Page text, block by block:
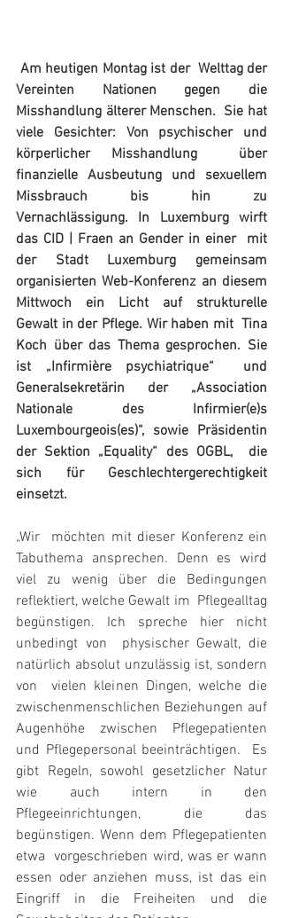
Am heutigen Montag ist der  Welttag der
Vereinten Nationen gegen die
Misshandlung älterer Menschen.  Sie hat
viele Gesichter: Von psychischer und
körperlicher Misshandlung  über
finanzielle Ausbeutung und sexuellem
Missbrauch bis hin zu
Vernachlässigung. In Luxemburg wirft
das CID | Fraen an Gender in einer  mit
der Stadt Luxemburg gemeinsam
organisierten Web-Konferenz an diesem
Mittwoch ein Licht auf strukturelle
Gewalt in der Pflege. Wir haben mit  Tina
Koch über das Thema gesprochen. Sie
ist „Infirmière psychiatrique“  und
Generalsekretärin der „Association
Nationale des Infirmier(e)s
Luxembourgeois(es)“, sowie Präsidentin
der Sektion „Equality“ des OGBL,  die
sich für Geschlechtergerechtigkeit
einsetzt.
„Wir  möchten mit dieser Konferenz ein
Tabuthema ansprechen. Denn es wird
viel zu wenig über die Bedingungen
reflektiert, welche Gewalt im  Pflegealltag
begünstigen. Ich spreche hier nicht
unbedingt von  physischer Gewalt, die
natürlich absolut unzulässig ist, sondern
von  vielen kleinen Dingen, welche die
zwischenmenschlichen Beziehungen auf
Augenhöhe zwischen Pflegepatienten
und Pflegepersonal beeinträchtigen.  Es
gibt Regeln, sowohl gesetzlicher Natur
wie auch intern in den
Pflegeeinrichtungen, die das
begünstigen. Wenn dem Pflegepatienten
etwa  vorgeschrieben wird, was er wann
essen oder anziehen muss, ist das ein
Eingriff in die Freiheiten und die